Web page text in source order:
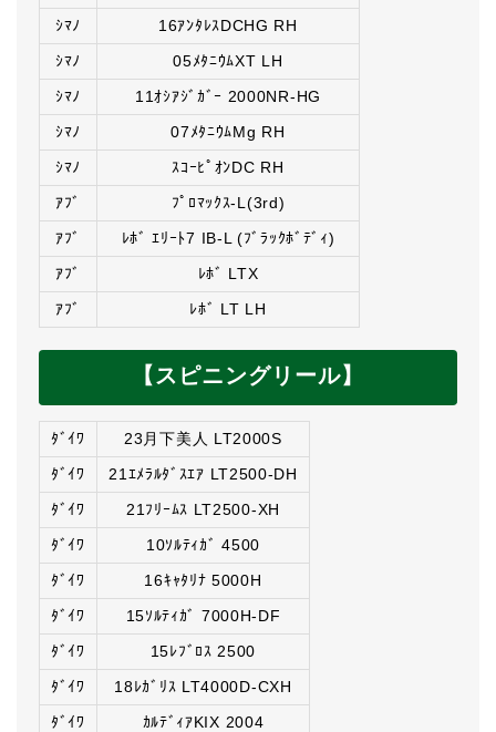
ｼﾏﾉ
16ｱﾝﾀﾚｽDCHG RH
ｼﾏﾉ
05ﾒﾀﾆｳﾑXT LH
ｼﾏﾉ
11ｵｼｱｼﾞｶﾞｰ 2000NR-HG
ｼﾏﾉ
07ﾒﾀﾆｳﾑMg RH
ｼﾏﾉ
ｽｺｰﾋﾟｵﾝDC RH
ｱﾌﾞ
ﾌﾟﾛﾏｯｸｽ-L(3rd)
ｱﾌﾞ
ﾚﾎﾞ ｴﾘｰﾄ7 IB-L (ﾌﾞﾗｯｸﾎﾞﾃﾞｨ)
ｱﾌﾞ
ﾚﾎﾞ LTX
ｱﾌﾞ
ﾚﾎﾞ LT LH
【スピニングリール】
ﾀﾞｲﾜ
23月下美人 LT2000S
ﾀﾞｲﾜ
21ｴﾒﾗﾙﾀﾞｽｴｱ LT2500-DH
ﾀﾞｲﾜ
21ﾌﾘｰﾑｽ LT2500-XH
ﾀﾞｲﾜ
10ｿﾙﾃｨｶﾞ 4500
ﾀﾞｲﾜ
16ｷｬﾀﾘﾅ 5000H
ﾀﾞｲﾜ
15ｿﾙﾃｨｶﾞ 7000H-DF
ﾀﾞｲﾜ
15ﾚﾌﾞﾛｽ 2500
ﾀﾞｲﾜ
18ﾚｶﾞﾘｽ LT4000D-CXH
ﾀﾞｲﾜ
ｶﾙﾃﾞｨｱKIX 2004